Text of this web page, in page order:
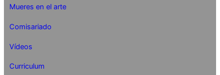
Mueres en el arte
Comisariado
Vídeos
Curriculum